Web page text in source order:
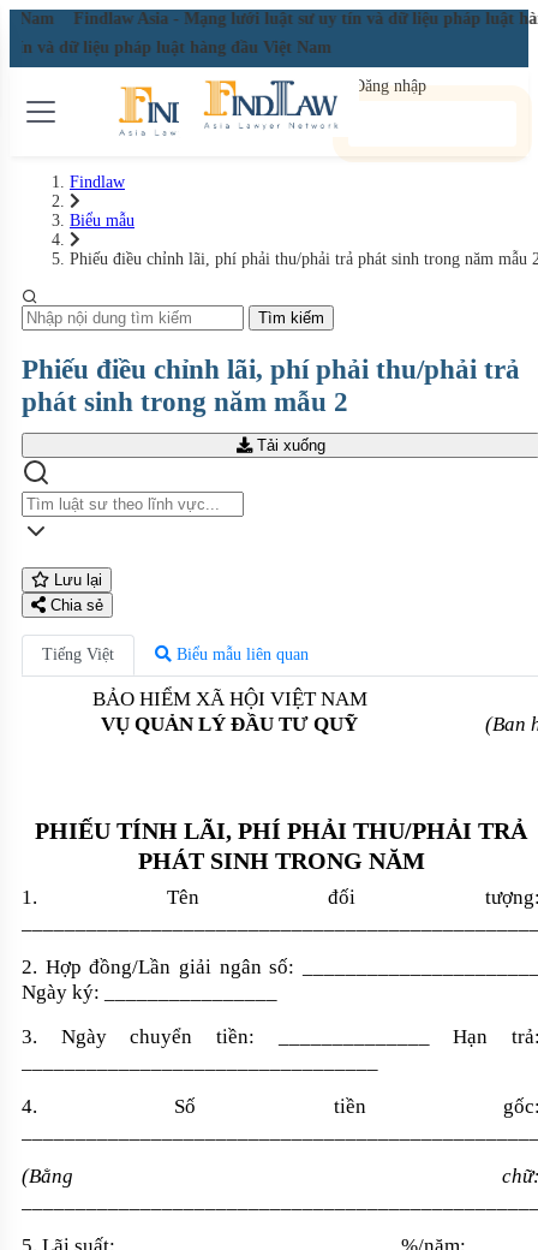
Nam
Findlaw Asia - Mạng lưới luật sư uy tín và dữ liệu pháp luật
tín và dữ liệu pháp luật hàng đầu Việt Nam
Đăng nhập
Findlaw
Biểu mẫu
Phiếu điều chỉnh lãi, phí phải thu/phải trả phát sinh trong năm mẫu
Tìm kiếm
Phiếu điều chỉnh lãi, phí phải thu/phải trả
phát sinh trong năm mẫu 2
Tải xuống
Lưu lại
Chia sẻ
Tiếng Việt Biểu mẫu liên quan
BẢO HIỂM XÃ HỘI VIỆT NAM
VỤ QUẢN LÝ ĐẦU TƯ QUỸ
(Ban
PHIẾU TÍNH LÃI, PHÍ PHẢI THU/PHẢI TRẢ
PHÁT SINH TRONG NĂM
1. Tên đối
2. Hợp đồng/Lần giải ngân số:
Ngày ký:
3. Ngày chuyển tiền:
______________Hạn
4. Số tiền
(Bằng